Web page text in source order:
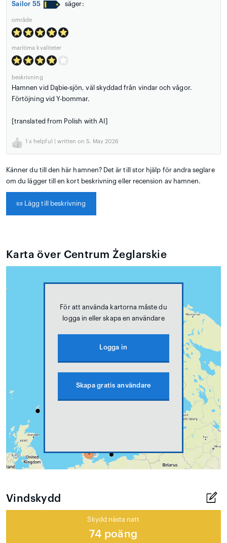
Sailor 55 säger:
område
maritima kvaliteter
beskrivning
Hamnen vid Dąbie-sjön, väl skyddad från vindar och vågor.
Förtöjning vid Y-bommar.
[translated from Polish with AI]
1 x helpful | written on 5. May 2026
Känner du till den här hamnen? Det är till stor hjälp för andra seglare
om du lägger till en kort beskrivning eller recension av hamnen.
📜 Lägg till beskrivning
Karta över Centrum Żeglarskie
För att använda kartorna måste du
logga in eller skapa en användare
Logga in
Skapa gratis användare
Vindskydd
Skydd nästa natt
74 poäng